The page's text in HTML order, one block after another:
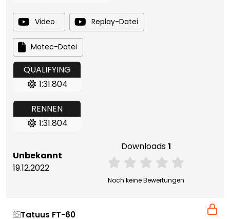
Video Replay-Datei
Motec-Datei
QUALIFYING
1:31.804
RENNEN
1:31.804
Unbekannt
19.12.2022
Downloads1
Noch keine Bewertungen
Tatuus FT-60